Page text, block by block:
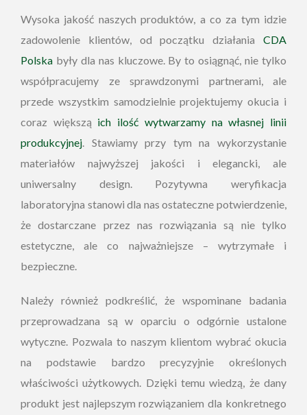
Wysoka jakość naszych produktów, a co za tym idzie
zadowolenie klientów, od początku działania CDA
Polska były dla nas kluczowe. By to osiągnąć, nie tylko
współpracujemy ze sprawdzonymi partnerami, ale
przede wszystkim samodzielnie projektujemy okucia i
coraz większą ich ilość wytwarzamy na własnej linii
produkcyjnej. Stawiamy przy tym na wykorzystanie
materiałów najwyższej jakości i elegancki, ale
uniwersalny design. Pozytywna weryfikacja
laboratoryjna stanowi dla nas ostateczne potwierdzenie,
że dostarczane przez nas rozwiązania są nie tylko
estetyczne, ale co najważniejsze – wytrzymałe i
bezpieczne.
Należy również podkreślić, że wspominane badania
przeprowadzana są w oparciu o odgórnie ustalone
wytyczne. Pozwala to naszym klientom wybrać okucia
na podstawie bardzo precyzyjnie określonych
właściwości użytkowych. Dzięki temu wiedzą, że dany
produkt jest najlepszym rozwiązaniem dla konkretnego